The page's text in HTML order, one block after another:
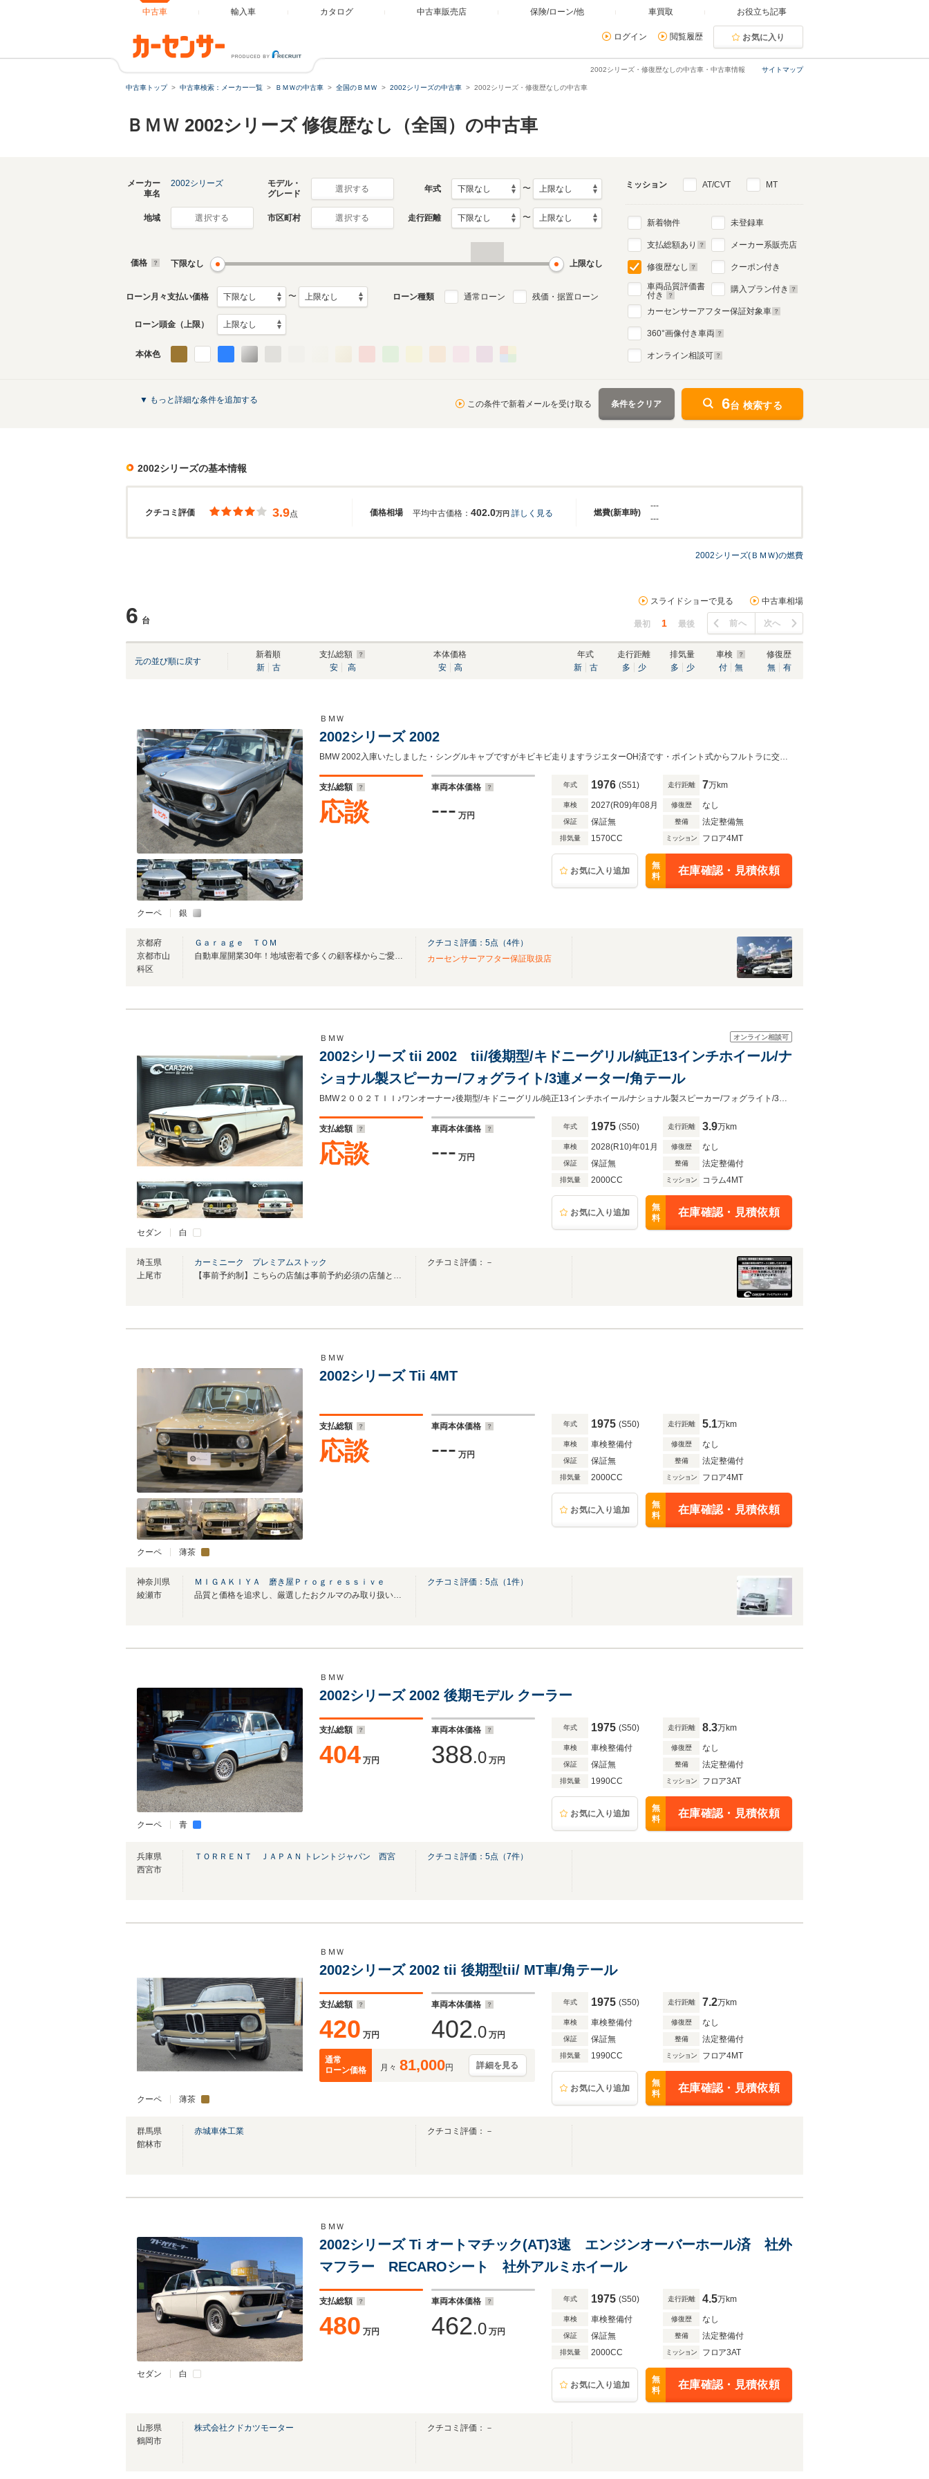
中古車 輸入車 カタログ 中古車販売店 保険/ローン/他 車買取 お役立ち記事
ログイン 閲覧履歴 お気に入り
サイトマップ
2002シリーズ・修復歴なしの中古車・中古車情報
中古車トップ 中古車検索：メーカー一覧 ＢＭＷの中古車 全国のＢＭＷ 2002シリーズの中古車 2002シリーズ・修復歴なしの中古車
ＢＭＷ 2002シリーズ 修復歴なし（全国）の中古車
メーカー
車名
2002シリーズ
モデル・
グレード
選択する 年式 〜
地域 選択する 市区町村 選択する 走行距離 〜
価格 下限なし 上限なし
ローン月々支払い価格 〜 ローン種類 通常ローン 残価・据置ローン
ローン頭金（上限）
本体色
ミッション AT/CVT MT
新着物件
支払総額あり
修復歴なし
車両品質評価書
付き
未登録車
メーカー系販売店
クーポン付き
購入プラン付き
カーセンサーアフター保証対象車
360°画像付き車両
オンライン相談可
▼ もっと詳細な条件を追加する この条件で新着メールを受け取る 条件をクリア 6台 検索する
2002シリーズの基本情報
クチコミ評価 価格相場 燃費(新車時)
3.9点 平均中古価格： 402.0万円 詳しく見る
---
---
2002シリーズ(ＢＭＷ)の燃費
6 台
スライドショーで見る 中古車相場
最初 1 最後 前へ 次へ
元の並び順に戻す
新着順
新
古
支払総額
安
高
本体価格
安
高
年式
新
古
走行距離
多
少
排気量
多
少
車検
付
無
修復歴
無
有
クーペ 銀
ＢＭＷ
2002シリーズ 2002
BMW 2002入庫いたしました・シングルキャブですがキビキビ走りますラジエターOH済です・ポイント式からフルトラに交換してあります
支払総額
応談
車両本体価格
--- 万円
年式 1976 (S51) 走行距離 7万km
車検 2027(R09)年08月 修復歴 なし
保証 保証無 整備 法定整備無
排気量 1570CC ミッション フロア4MT
お気に入り追加
無
料
在庫確認・見積依頼
京都府
京都市山
科区
Ｇａｒａｇｅ ＴＯＭ
自動車屋開業30年！地域密着で多くの顧客様からご愛顧頂き誠にありがとうございます。
クチコミ評価： 5点（4件）
カーセンサーアフター保証取扱店
セダン 白
オンライン相談可
ＢＭＷ
2002シリーズ tii 2002 tii/後期型/キドニーグリル/純正13インチホイール/ナ
ショナル製スピーカー/フォグライト/3連メーター/角テール
BMW２００２ＴＩＩ♪ワンオーナー♪後期型/キドニーグリル/純正13インチホイール/ナショナル製スピーカー/フォグライト/3連メーター/角テール
支払総額
応談
車両本体価格
--- 万円
年式 1975 (S50) 走行距離 3.9万km
車検 2028(R10)年01月 修復歴 なし
保証 保証無 整備 法定整備付
排気量 2000CC ミッション コラム4MT
お気に入り追加
無
料
在庫確認・見積依頼
埼玉県
上尾市
カーミニーク プレミアムストック
【事前予約制】こちらの店舗は事前予約必須の店舗となります。予めご了承ください。
クチコミ評価：－
クーペ 薄茶
ＢＭＷ
2002シリーズ Tii 4MT
支払総額
応談
車両本体価格
--- 万円
年式 1975 (S50) 走行距離 5.1万km
車検 車検整備付 修復歴 なし
保証 保証無 整備 法定整備付
排気量 2000CC ミッション フロア4MT
お気に入り追加
無
料
在庫確認・見積依頼
神奈川県
綾瀬市
ＭＩＧＡＫＩＹＡ 磨き屋Ｐｒｏｇｒｅｓｓｉｖｅ
品質と価格を追求し、厳選したおクルマのみ取り扱い致します。
クチコミ評価： 5点（ 1件）
クーペ 青
ＢＭＷ
2002シリーズ 2002 後期モデル クーラー
支払総額
404 万円
車両本体価格
388.0 万円
年式 1975 (S50) 走行距離 8.3万km
車検 車検整備付 修復歴 なし
保証 保証無 整備 法定整備付
排気量 1990CC ミッション フロア3AT
お気に入り追加
無
料
在庫確認・見積依頼
兵庫県
西宮市
ＴＯＲＲＥＮＴ ＪＡＰＡＮ トレントジャパン 西宮 クチコミ評価： 5点（7件）
クーペ 薄茶
ＢＭＷ
2002シリーズ 2002 tii 後期型tii/ MT車/角テール
支払総額
420 万円
車両本体価格
402.0 万円
通常
ローン価格
月々 81,000円 詳細を見る
年式 1975 (S50) 走行距離 7.2万km
車検 車検整備付 修復歴 なし
保証 保証無 整備 法定整備付
排気量 1990CC ミッション フロア4MT
お気に入り追加
無
料
在庫確認・見積依頼
群馬県
館林市
赤城車体工業 クチコミ評価：－
セダン 白
ＢＭＷ
2002シリーズ Ti オートマチック(AT)3速 エンジンオーバーホール済 社外
マフラー RECAROシート 社外アルミホイール
支払総額
480 万円
車両本体価格
462.0 万円
年式 1975 (S50) 走行距離 4.5万km
車検 車検整備付 修復歴 なし
保証 保証無 整備 法定整備付
排気量 2000CC ミッション フロア3AT
お気に入り追加
無
料
在庫確認・見積依頼
山形県
鶴岡市
株式会社クドカツモーター クチコミ評価：－